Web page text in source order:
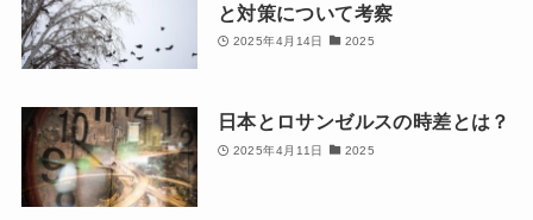
と対策について考察
2025年4月14日 2025
日本とロサンゼルスの時差とは？
2025年4月11日 2025